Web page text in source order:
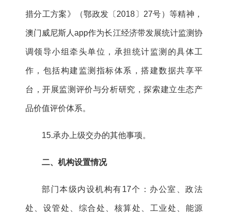
措分工方案》（鄂政发〔2018〕27号）等精神，
澳门威尼斯人app作为长江经济带发展统计监测协
调领导小组牵头单位，承担统计监测的具体工
作，包括构建监测指标体系，搭建数据共享平
台，开展监测评价与分析研究，探索建立生态产
品价值评价体系。
15.承办上级交办的其他事项。
二、机构设置情况
部门本级内设机构有17个： 办公室、政法
处、设管处、综合处、核算处、工业处、能源